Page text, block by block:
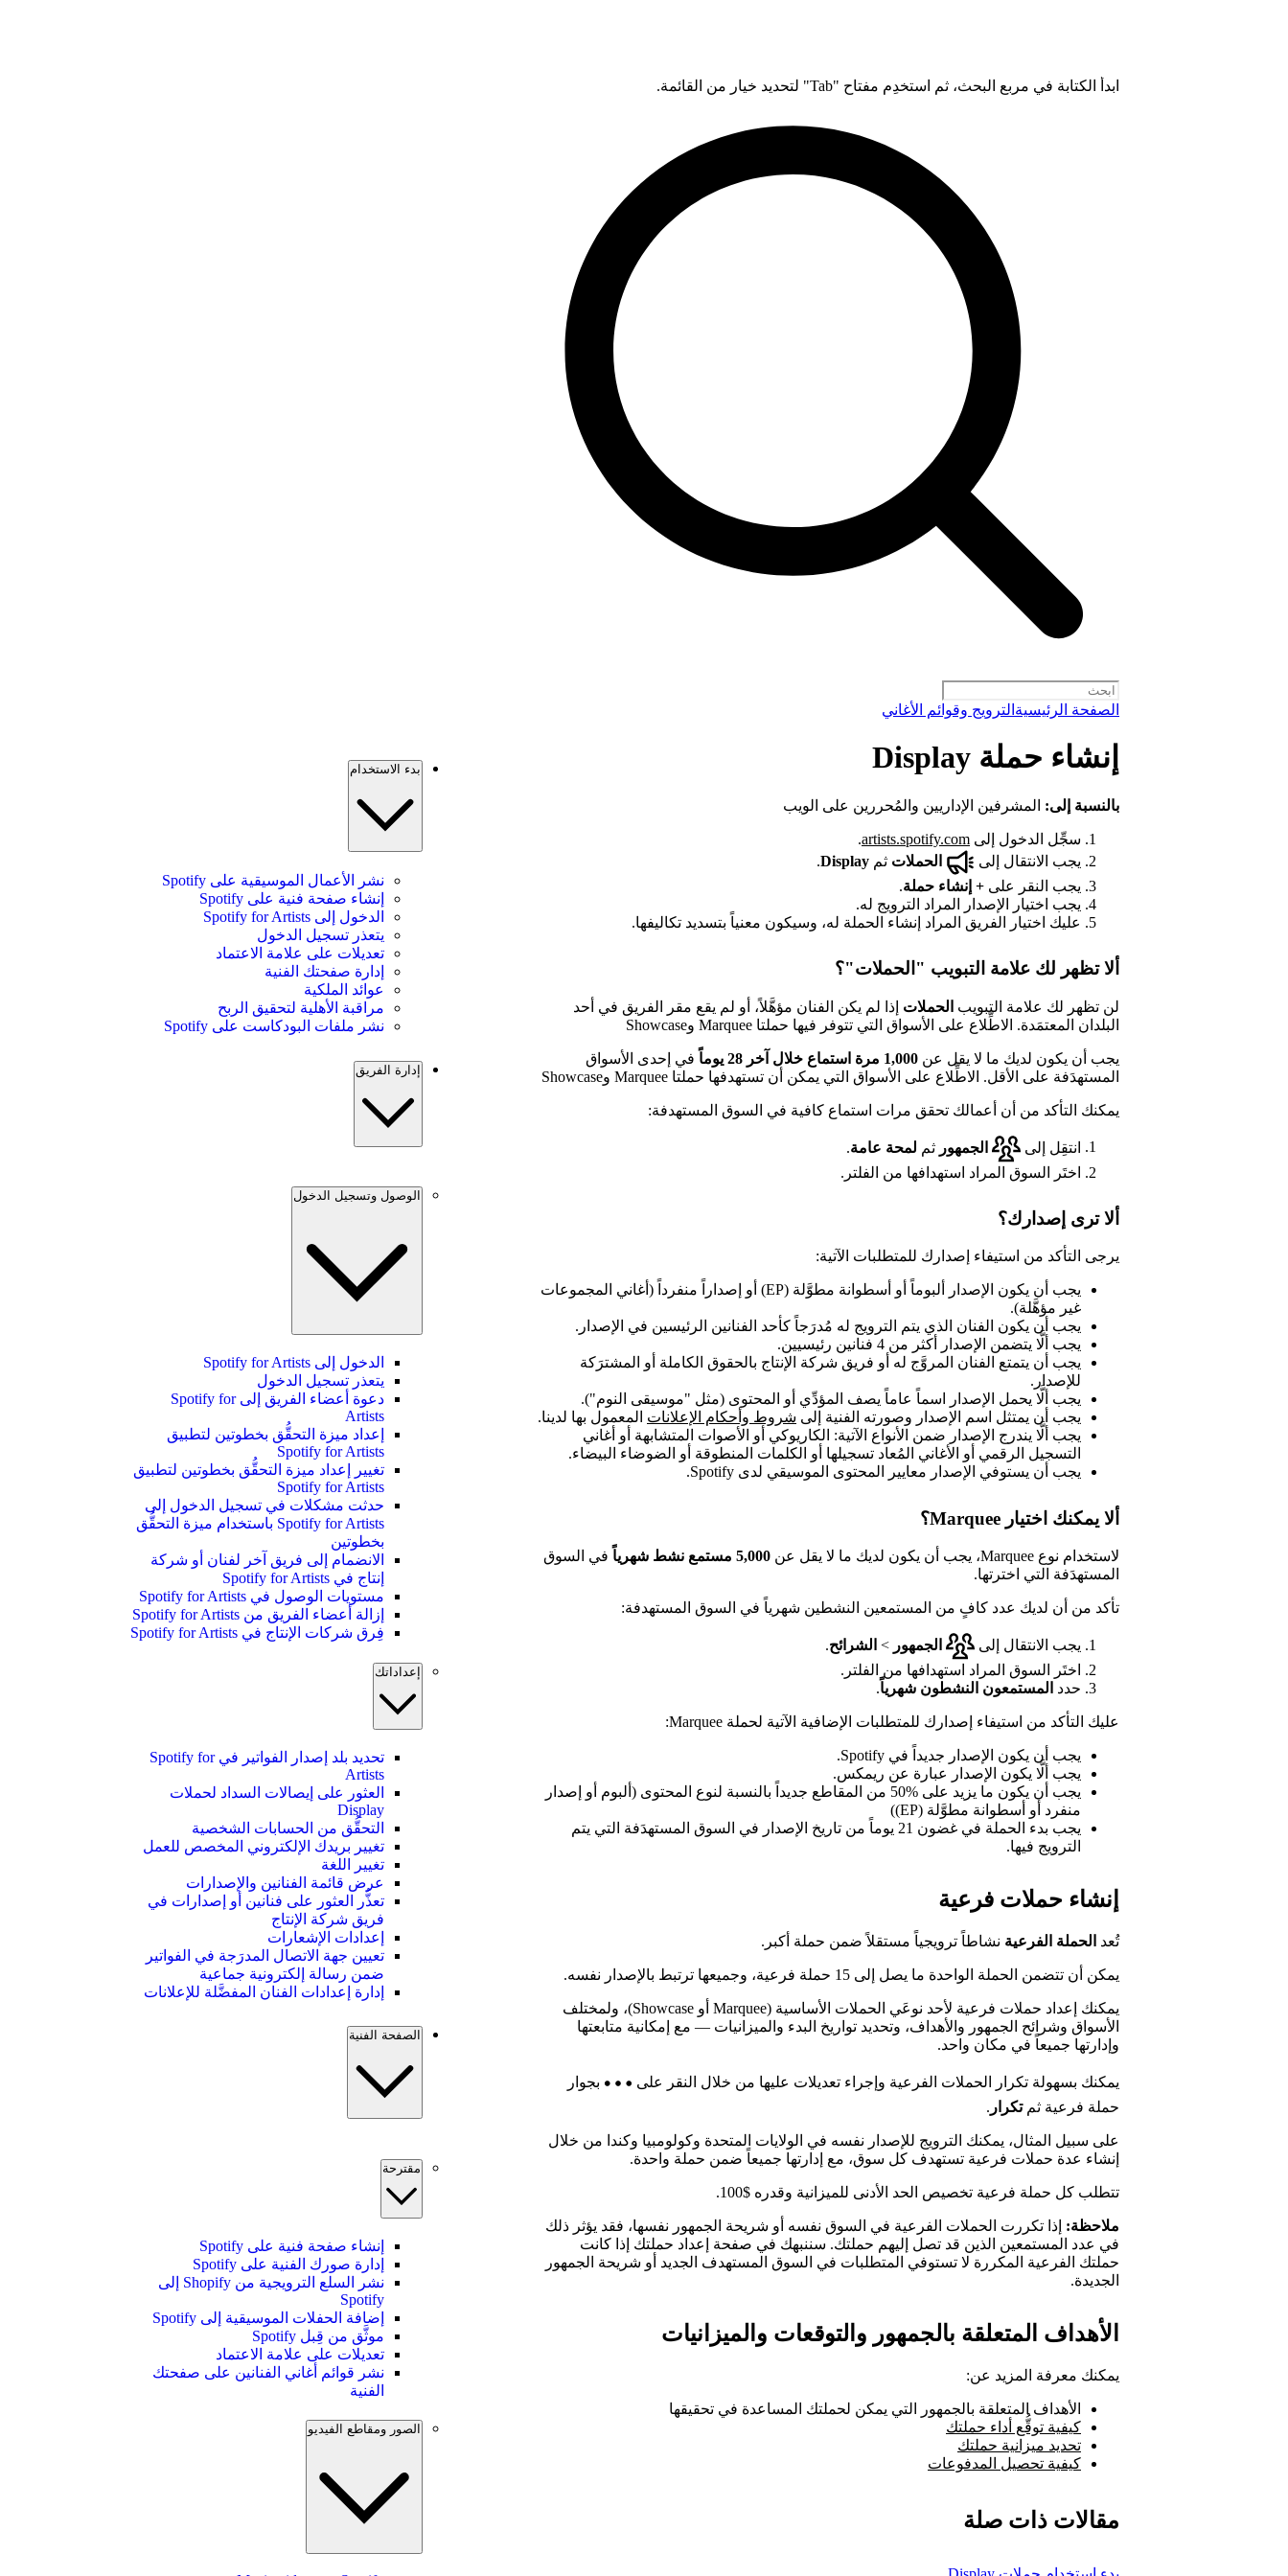
ابدأ الكتابة في مربع البحث، ثم استخدِم مفتاح "Tab" لتحديد خيار من القائمة.
الصفحة الرئيسية الترويج وقوائم الأغاني
إنشاء حملة Display
بالنسبة إلى: المشرفين الإداريين والمُحررين على الويب
سجِّل الدخول إلى artists.spotify.com
.
يجب الانتقال إلى
الحملات ثم Display
.
يجب النقر على + إنشاء حملة.
يجب اختيار الإصدار المراد الترويج له.
عليك اختيار الفريق المراد إنشاء الحملة له، وسيكون معنياً بتسديد تكاليفها.
ألا تظهر لك علامة التبويب "الحملات"؟
لن تظهر لك علامة التبويب الحملات إذا لم يكن الفنان مؤهَّلاً، أو لم يقع مقر الفريق في أحد
البلدان المعتمَدة. الاطِّلاع على الأسواق التي تتوفر فيها حملتا Marquee وShowcase
يجب أن يكون لديك ما لا يقل عن 1,000 مرة استماع خلال آخر 28 يوماً
في إحدى الأسواق
المستهدَفة على الأقل. الاطِّلاع على الأسواق التي يمكن أن تستهدفها حملتا Marquee وShowcase
يمكنك التأكد من أن أعمالك تحقق مرات استماع كافية في السوق المستهدفة:
انتقِل إلى الجمهور ثم لمحة عامة
اختَر السوق المراد استهدافها من الفلتر.
ألا ترى إصدارك؟
يرجى التأكد من استيفاء إصدارك للمتطلبات الآتية:
يجب أن يكون الإصدار ألبوماً أو أسطوانة مطوَّلة (EP) أو إصداراً منفرداً (أغاني المجموعات
غير مؤهَّلة).
يجب أن يكون الفنان الذي يتم الترويج له مُدرَجاً كأحد الفنانين الرئيسين في الإصدار.
يجب ألَّا يتضمن الإصدار أكثر من 4 فنانين رئيسيين.
يجب أن يتمتع الفنان المروَّج له أو فريق شركة الإنتاج بالحقوق الكاملة أو المشترَكة
للإصدار.
يجب ألَّا يحمل الإصدار اسماً عاماً يصف المؤدِّي أو المحتوى (مثل "موسيقى النوم").
يجب أن يمتثل اسم الإصدار وصورته الفنية إلى شروط وأحكام الإعلانات المعمول بها لدينا.
يجب ألَّا يندرج الإصدار ضمن الأنواع الآتية: الكاريوكي أو الأصوات المتشابهة أو أغاني
التسجيل الرقمي أو الأغاني المُعاد تسجيلها أو الكلمات المنطوقة أو الضوضاء البيضاء.
يجب أن يستوفي الإصدار معايير المحتوى الموسيقي لدى Spotify.
ألا يمكنك اختيار Marquee؟
لاستخدام نوع Marquee، يجب أن يكون لديك ما لا يقل عن 5,000 مستمع نشط شهرياً
في السوق
المستهدَفة التي اخترتها.
تأكد من أن لديك عدد كافٍ من المستمعين النشطين شهرياً في السوق المستهدفة:
يجب الانتقال إلى الجمهور > الشرائح.
اختَر السوق المراد استهدافها من الفلتر.
حدد المستمعون النشطون شهرياً.
عليك التأكد من استيفاء إصدارك للمتطلبات الإضافية الآتية لحملة Marquee:
يجب أن يكون الإصدار جديداً في Spotify.
يجب ألَّا يكون الإصدار عبارة عن ريمكس.
يجب أن يكون ما يزيد على %50 من المقاطع جديداً بالنسبة لنوع المحتوى (ألبوم أو إصدار
منفرد أو أسطوانة مطوَّلة (EP))
يجب بدء الحملة في غضون 21 يوماً من تاريخ الإصدار في السوق المستهدَفة التي يتم
الترويج فيها.
إنشاء حملات فرعية
تُعد الحملة الفرعية نشاطاً ترويجياً مستقلاً ضمن حملة أكبر.
يمكن أن تتضمن الحملة الواحدة ما يصل إلى 15 حملة فرعية، وجميعها ترتبط بالإصدار نفسه.
يمكنك إعداد حملات فرعية لأحد نوعَي الحملات الأساسية (Marquee أو Showcase)، ولمختلف
الأسواق وشرائح الجمهور والأهداف، وتحديد تواريخ البدء والميزانيات — مع إمكانية متابعتها
وإدارتها جميعاً في مكان واحد.
يمكنك بسهولة تكرار الحملات الفرعية وإجراء تعديلات عليها من خلال النقر على
بجوار
حملة فرعية ثمتكرار .
على سبيل المثال، يمكنك الترويج للإصدار نفسه في الولايات المتحدة وكولومبيا وكندا من خلال
إنشاء عدة حملات فرعية تستهدف كل سوق، مع إدارتها جميعاً ضمن حملة واحدة.
تتطلب كل حملة فرعية تخصيص الحد الأدنى للميزانية وقدره $100.
ملاحظة: إذا تكررت الحملات الفرعية في السوق نفسه أو شريحة الجمهور نفسها، فقد يؤثر ذلك
في عدد المستمعين الذين قد تصل إليهم حملتك. سننبهك في صفحة إعداد حملتك إذا كانت
حملتك الفرعية المكررة لا تستوفي المتطلبات في السوق المستهدف الجديد أو شريحة الجمهور
الجديدة.
الأهداف المتعلقة بالجمهور والتوقعات والميزانيات
يمكنك معرفة المزيد عن:
الأهداف المتعلقة بالجمهور التي يمكن لحملتك المساعدة في تحقيقها
كيفية توقُّع أداء حملتك
تحديد ميزانية حملتك
كيفية تحصيل المدفوعات
مقالات ذات صلة
بدء الاستخدام
نشر الأعمال الموسيقية على Spotify
إنشاء صفحة فنية على Spotify
الدخول إلى Spotify for Artists
يتعذر تسجيل الدخول
تعديلات على علامة الاعتماد
إدارة صفحتك الفنية
عوائد الملكية
مراقبة الأهلية لتحقيق الربح
نشر ملفات البودكاست على Spotify
إدارة الفريق
الوصول وتسجيل الدخول
الدخول إلى Spotify for Artists
يتعذر تسجيل الدخول
دعوة أعضاء الفريق إلى Spotify for
Artists
إعداد ميزة التحقُّق بخطوتين لتطبيق
Spotify for Artists
تغيير إعداد ميزة التحقُّق بخطوتين لتطبيق
Spotify for Artists
حدثت مشكلات في تسجيل الدخول إلى
Spotify for Artists باستخدام ميزة التحقُّق
بخطوتين
الانضمام إلى فريق آخر لفنان أو شركة
إنتاج في Spotify for Artists
مستويات الوصول في Spotify for Artists
إزالة أعضاء الفريق من Spotify for Artists
فِرق شركات الإنتاج في Spotify for Artists
إعداداتك
تحديد بلد إصدار الفواتير في Spotify for
Artists
العثور على إيصالات السداد لحملات
Display
التحقُّق من الحسابات الشخصية
تغيير بريدك الإلكتروني المخصص للعمل
تغيير اللغة
عرض قائمة الفنانين والإصدارات
تعذُّر العثور على فنانين أو إصدارات في
فريق شركة الإنتاج
إعدادات الإشعارات
تعيين جهة الاتصال المدرَجة في الفواتير
ضمن رسالة إلكترونية جماعية
إدارة إعدادات الفنان المفضَّلة للإعلانات
الصفحة الفنية
مقترحة
إنشاء صفحة فنية على Spotify
إدارة صورك الفنية على Spotify
نشر السلع الترويجية من Shopify إلى
Spotify
إضافة الحفلات الموسيقية إلى Spotify
موثَّق من قِبل Spotify
تعديلات على علامة الاعتماد
نشر قوائم أغاني الفنانين على صفحتك
الفنية
الصور ومقاطع الفيديو